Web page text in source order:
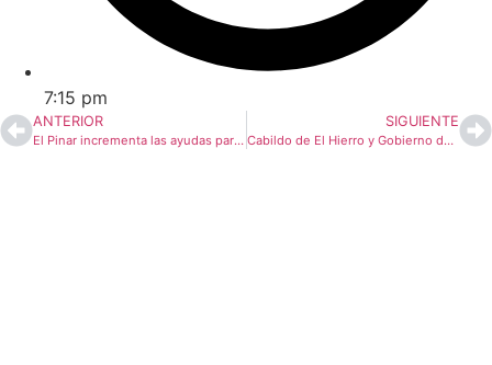
7:15 pm
ANTERIOR
El Pinar incrementa las ayudas para la adquisición de material escolar del curso 2024/2025
SIGUIENTE
Cabildo de El Hierro y Gobierno de Canarias avanzan en un acuerdo para la mejora de las instalaciones del Complejo Ambiental del Majano